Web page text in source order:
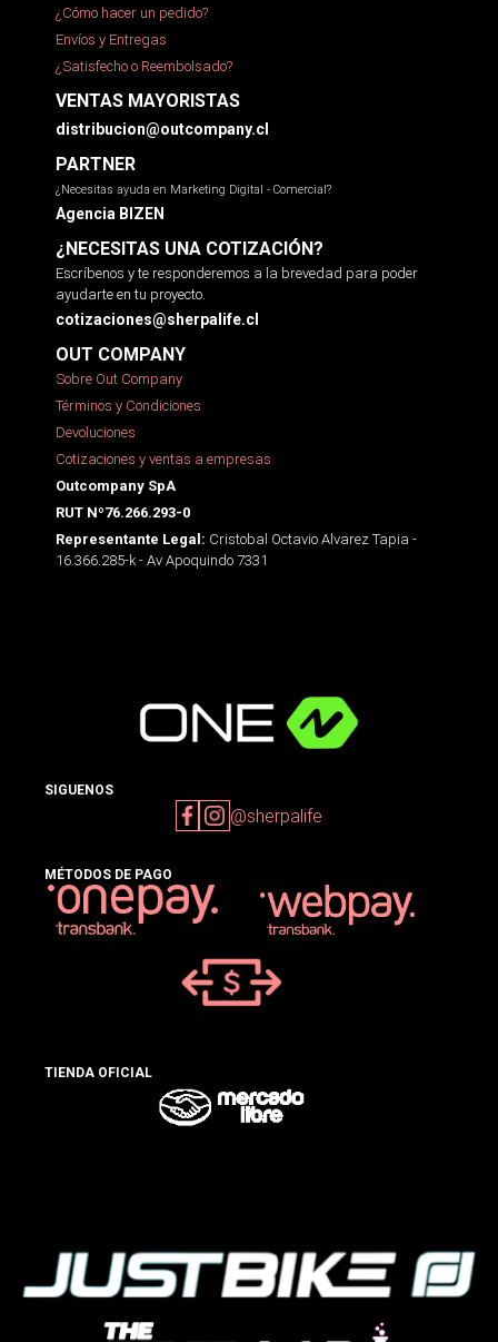
¿Cómo hacer un pedido?
Envíos y Entregas
¿Satisfecho o Reembolsado?
VENTAS MAYORISTAS
distribucion@outcompany.cl
PARTNER
¿Necesitas ayuda en Marketing Digital - Comercial?
Agencia BIZEN
¿NECESITAS UNA COTIZACIÓN?
Escríbenos y te responderemos a la brevedad para poder
ayudarte en tu proyecto.
cotizaciones@sherpalife.cl
OUT COMPANY
Sobre Out Company
Términos y Condiciones
Devoluciones
Cotizaciones y ventas a empresas
Outcompany SpA
RUT Nº76.266.293-0
Representante Legal: Cristobal Octavio Alvarez Tapia -
16.366.285-k - Av Apoquindo 7331
SIGUENOS
@sherpalife
MÉTODOS DE PAGO
TIENDA OFICIAL